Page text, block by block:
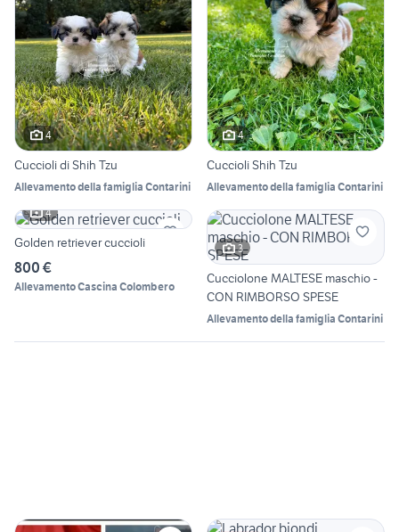
4
Cuccioli di Shih Tzu
Allevamento della famiglia Contarini
4
Cuccioli Shih Tzu
Allevamento della famiglia Contarini
4
Golden retriever cuccioli
800 €
Allevamento Cascina Colombero
3
Cucciolone MALTESE maschio -
CON RIMBORSO SPESE
Allevamento della famiglia Contarini